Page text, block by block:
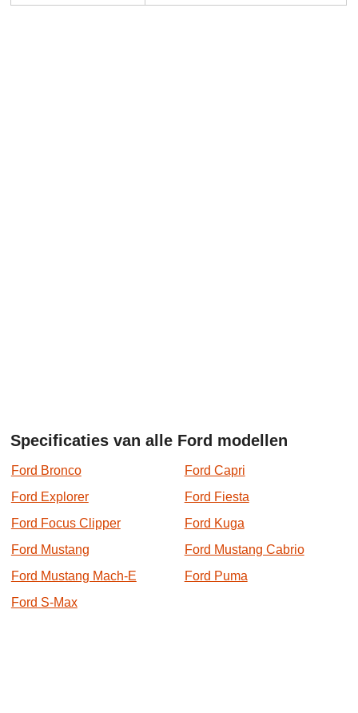
Specificaties van alle Ford modellen
Ford Bronco
Ford Capri
Ford Explorer
Ford Fiesta
Ford Focus Clipper
Ford Kuga
Ford Mustang
Ford Mustang Cabrio
Ford Mustang Mach-E
Ford Puma
Ford S-Max